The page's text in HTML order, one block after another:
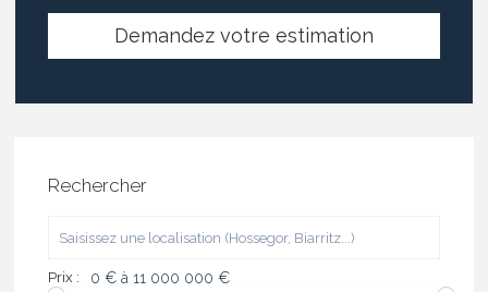
Demandez votre estimation
Rechercher
Prix : 0 € à 11 000 000 €